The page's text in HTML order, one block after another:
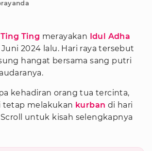
Ting merayakan Idul Adha
Juni 2024 lalu. Hari raya tersebut
hangat bersama sang putri
kehadiran orang tua tercinta,
melakukan kurban di hari
untuk kisah selengkapnya